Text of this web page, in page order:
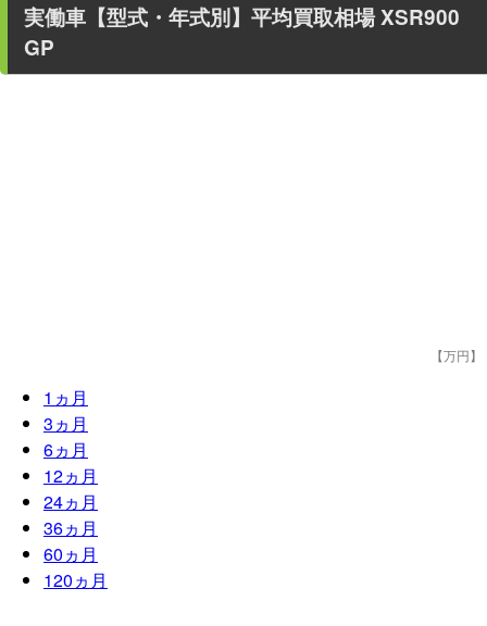
実働車 【型式・年式別】平均買取相場XSR900
GP
【万円】
1 ヵ月
3ヵ月
6ヵ月
12ヵ月
24ヵ月
36ヵ月
60ヵ月
120ヵ月